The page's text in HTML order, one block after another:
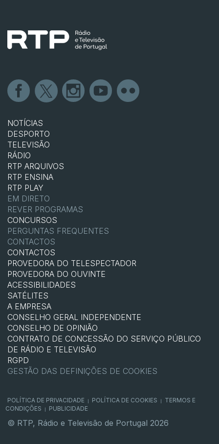
NOTÍCIAS
DESPORTO
TELEVISÃO
RÁDIO
RTP ARQUIVOS
RTP ENSINA
RTP PLAY
EM DIRETO
REVER PROGRAMAS
CONCURSOS
PERGUNTAS FREQUENTES
CONTACTOS
CONTACTOS
PROVEDORA DO TELESPECTADOR
PROVEDORA DO OUVINTE
ACESSIBILIDADES
SATÉLITES
A EMPRESA
CONSELHO GERAL INDEPENDENTE
CONSELHO DE OPINIÃO
CONTRATO DE CONCESSÃO DO SERVIÇO PÚBLICO
DE RÁDIO E TELEVISÃO
RGPD
GESTÃO DAS DEFINIÇÕES DE COOKIES
POLÍTICA DE PRIVACIDADE POLÍTICA DE COOKIES
TERMOS E
CONDIÇÕES
PUBLICIDADE
© RTP, Rádio e Televisão de Portugal 2026